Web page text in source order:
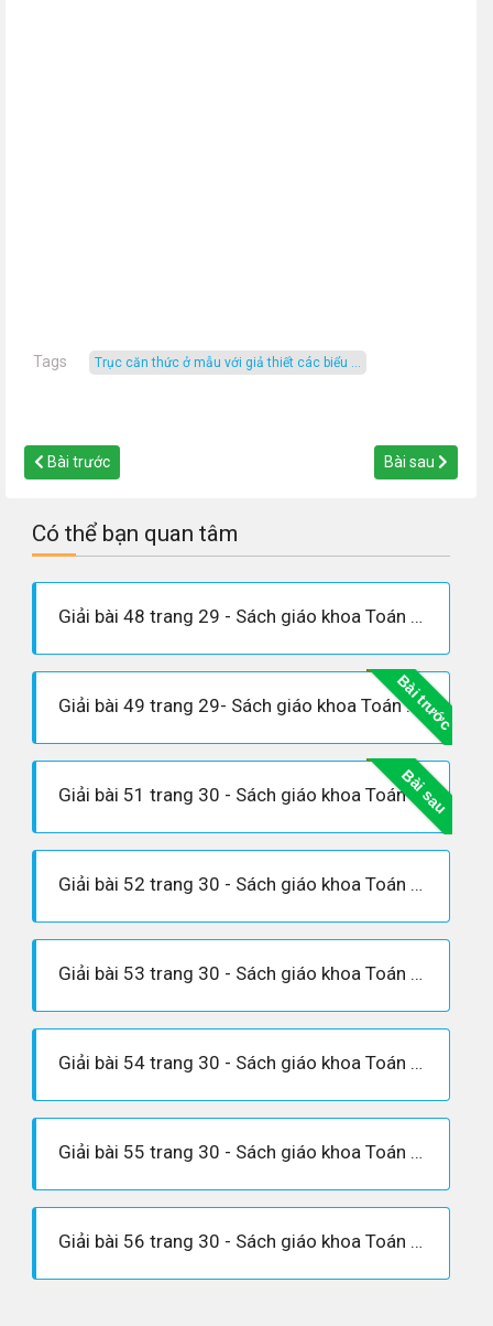
Tags Trục căn thức ở mẫu với giả thiết các biểu ...
Bài trước Bài sau
Có thể bạn quan tâm
Giải bài 48 trang 29 - Sách giáo khoa Toán 9 tập 1
Bài trước
Giải bài 49 trang 29- Sách giáo khoa Toán 9 tập 1
Bài sau
Giải bài 51 trang 30 - Sách giáo khoa Toán 9 tập 1
Giải bài 52 trang 30 - Sách giáo khoa Toán 9 tập 1
Giải bài 53 trang 30 - Sách giáo khoa Toán 9 tập 1
Giải bài 54 trang 30 - Sách giáo khoa Toán 9 tập 1
Giải bài 55 trang 30 - Sách giáo khoa Toán 9 tập 1
Giải bài 56 trang 30 - Sách giáo khoa Toán 9 tập 1